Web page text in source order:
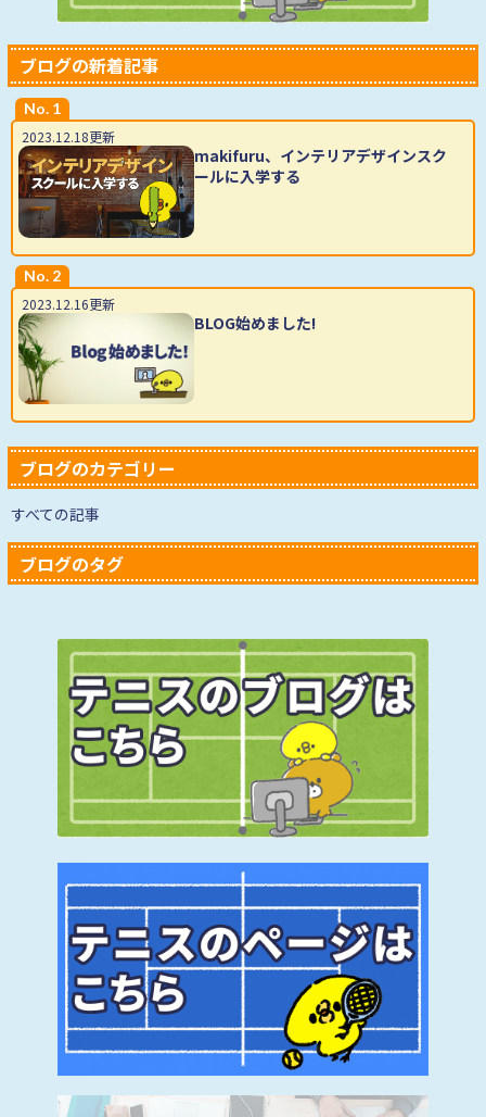
ブログの新着記事
No. 1
2023.12.18更新
makifuru、インテリアデザインスク
ールに入学する
No. 2
2023.12.16更新
BLOG始めました!
ブログのカテゴリー
すべての記事
ブログのタグ